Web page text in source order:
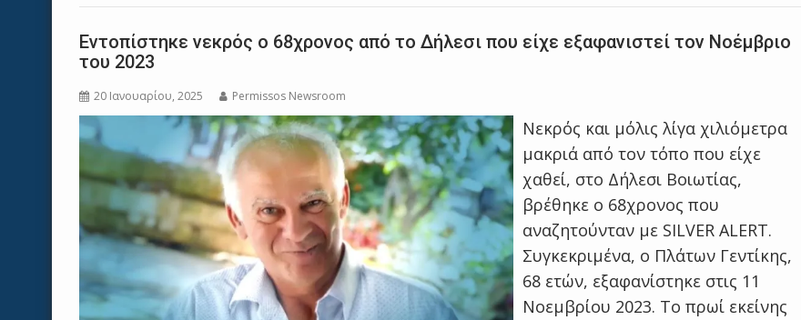
Εντοπίστηκε νεκρός ο 68χρονος από το Δήλεσι που είχε εξαφανιστεί τον Νοέμβριο
του 2023
20 Ιανουαρίου, 2025 Permissos Newsroom
Νεκρός και μόλις λίγα χιλιόμετρα
μακριά από τον τόπο που είχε
χαθεί, στο Δήλεσι Βοιωτίας,
βρέθηκε ο 68χρονος που
αναζητούνταν με SILVER ALERT.
Συγκεκριμένα, ο Πλάτων Γεντίκης,
68 ετών, εξαφανίστηκε στις 11
Νοεμβρίου 2023. Το πρωί εκείνης